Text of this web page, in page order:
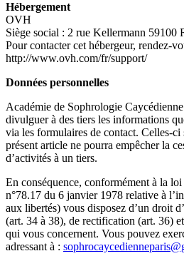
Hébergement
OVH
Siège social : 2 rue Kellermann 59100
Pour contacter cet hébergeur, rendez-
http://www.ovh.com/fr/support/
Données personnelles
Académie de Sophrologie Caycédienne
divulguer à des tiers les informations
via les formulaires de contact. Celles-
présent article ne pourra empêcher la
d’activités à un tiers.
En conséquence, conformément à la
n°78.17 du 6 janvier 1978 relative à
aux libertés) vous disposez d’un droit
(art. 34 à 38), de rectification (art. 36)
qui vous concernent. Vous pouvez
adressant à :